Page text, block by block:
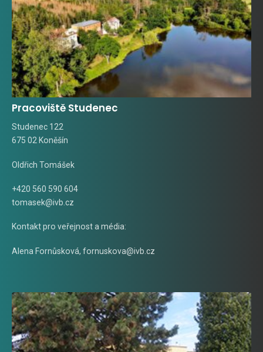
Pracoviště Studenec
Studenec 122
675 02 Koněšín
Oldřich Tomášek
+420 560 590 604
tomasek@ivb.cz
Kontakt pro veřejnost a média:
Alena Fornůsková, fornuskova@ivb.cz